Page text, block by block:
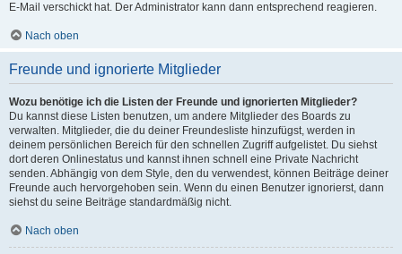
E-Mail verschickt hat. Der Administrator kann dann entsprechend reagieren.
Nach oben
Freunde und ignorierte Mitglieder
Wozu benötige ich die Listen der Freunde und ignorierten Mitglieder?
Du kannst diese Listen benutzen, um andere Mitglieder des Boards zu
verwalten. Mitglieder, die du deiner Freundesliste hinzufügst, werden in
deinem persönlichen Bereich für den schnellen Zugriff aufgelistet. Du siehst
dort deren Onlinestatus und kannst ihnen schnell eine Private Nachricht
senden. Abhängig von dem Style, den du verwendest, können Beiträge deiner
Freunde auch hervorgehoben sein. Wenn du einen Benutzer ignorierst, dann
siehst du seine Beiträge standardmäßig nicht.
Nach oben